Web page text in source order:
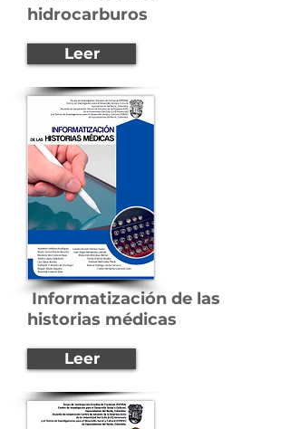
hidrocarburos
Leer
Informatización de las
historias médicas
Leer